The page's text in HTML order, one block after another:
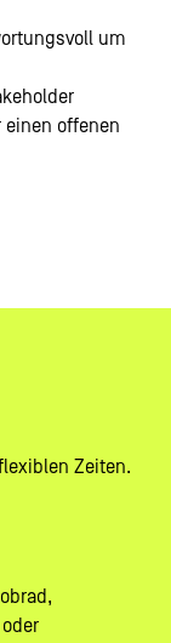
um
offenen
Zeiten.